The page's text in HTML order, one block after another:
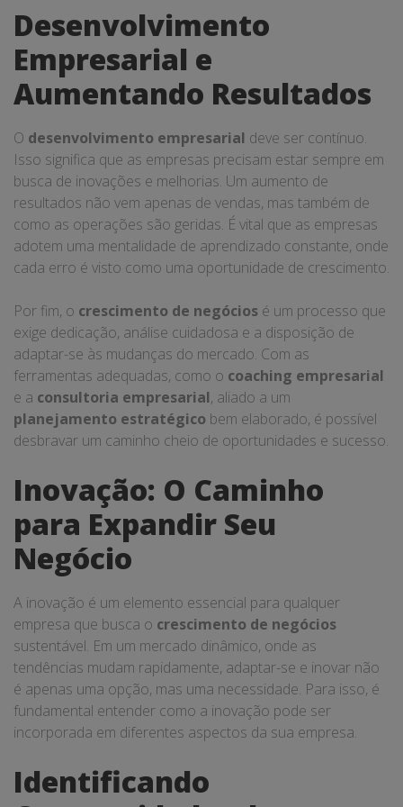
Desenvolvimento
Empresarial e
Aumentando Resultados
O desenvolvimento empresarial deve ser contínuo.
Isso significa que as empresas precisam estar sempre em
busca de inovações e melhorias. Um aumento de
resultados não vem apenas de vendas, mas também de
como as operações são geridas. É vital que as empresas
adotem uma mentalidade de aprendizado constante, onde
cada erro é visto como uma oportunidade de crescimento.
Por fim, o crescimento de negócios é um processo que
exige dedicação, análise cuidadosa e a disposição de
adaptar-se às mudanças do mercado. Com as
ferramentas adequadas, como o coaching empresarial
e a consultoria empresarial, aliado a um
planejamento estratégico bem elaborado, é possível
desbravar um caminho cheio de oportunidades e sucesso.
Inovação: O Caminho
para Expandir Seu
Negócio
A inovação é um elemento essencial para qualquer
empresa que busca o crescimento de negócios
sustentável. Em um mercado dinâmico, onde as
tendências mudam rapidamente, adaptar-se e inovar não
é apenas uma opção, mas uma necessidade. Para isso, é
fundamental entender como a inovação pode ser
incorporada em diferentes aspectos da sua empresa.
Identificando